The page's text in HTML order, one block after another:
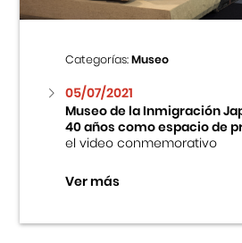
Categorías:Museo
05/07/2021
Museo de la Inmigración
40 años como espacio de
el video conmemorativo
Ver más